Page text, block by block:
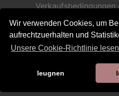
Wir verwenden Cookies, um
aufrechtzuerhalten und
Unsere Cookie-Richtlinie lesen
leugnen
Verkaufsbedingungen
Datenschutzerklärung
Richtlinie zur